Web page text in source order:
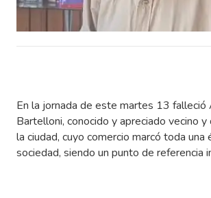
En la jornada de este martes 13 falleció
Bartelloni, conocido y apreciado vecino
la ciudad, cuyo comercio marcó toda una
sociedad, siendo un punto de referencia